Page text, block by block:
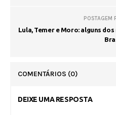
POSTAGEM
Lula, Temer e Moro: alguns dos
COMENTÁRIOS (0)
DEIXE UMA RESPOSTA